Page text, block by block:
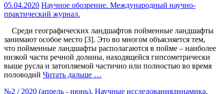
05.04.2020 Научное обозрение. Международный научно-
практический журнал.
Среди географических ландшафтов пойменные ландшафты
занимают особое место [3]. Это во многом объясняется тем,
что пойменные ландшафты располагаются в пойме – наиболее
низкой части речной долины, находящейся гипсометрически
выше русла и затопляемой частично или полностью во время
половодий Читать дальше …
№2 / 2020 (апрель - июнь), Научные исследованиядинамика,